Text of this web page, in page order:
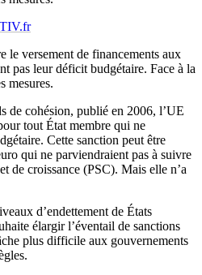
le versement de financements aux
pas leur déficit budgétaire. Face à la
mesures.
de cohésion, publié en 2006, l’UE
tout État membre qui ne
Cette sanction peut être
qui ne parviendraient pas à suivre
de croissance (PSC). Mais elle n’a
d’endettement de États
élargir l’éventail de sanctions
plus difficile aux gouvernements